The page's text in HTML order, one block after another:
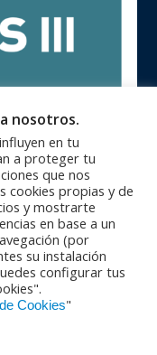
93 840 71 25 |
94 623 28 46 |
+351 229 42 65 33
Legal
Política de
Generales de Venta |
nosotros.
en tu
a proteger tu
que nos
cookies propias y de
y mostrarte
en base a un
(por
su instalación
configurar tus
Cookies"